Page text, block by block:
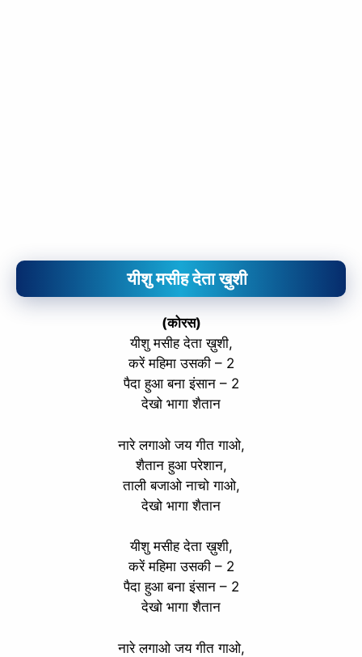
यीशु मसीह देता ख़ुशी
(कोरस)
यीशु मसीह देता ख़ुशी,
करें महिमा उसकी – 2
पैदा हुआ बना इंसान – 2
देखो भागा शैतान
नारे लगाओ जय गीत गाओ,
शैतान हुआ परेशान,
ताली बजाओ नाचो गाओ,
देखो भागा शैतान
यीशु मसीह देता ख़ुशी,
करें महिमा उसकी – 2
पैदा हुआ बना इंसान – 2
देखो भागा शैतान
नारे लगाओ जय गीत गाओ,